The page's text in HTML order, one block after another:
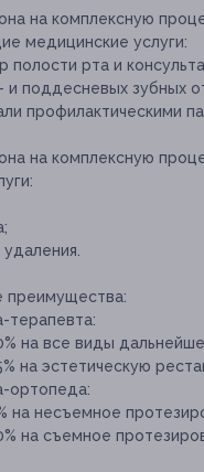
на комплексную
медицинские услуги:
рта и
поддесневых зубных
профилактическими
на комплексную
преимущества:
терапевта:
на все виды
на эстетическую
ортопеда:
на несъемное
на съемное